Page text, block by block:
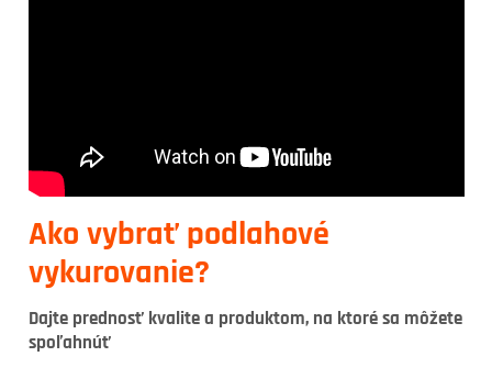
Ako vybrať podlahové
vykurovanie?
Dajte prednosť kvalite a produktom, na ktoré sa môžete
spoľahnúť